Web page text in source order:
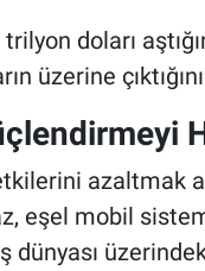
doları
üzerine
azaltmak
eşel mobil
üzerindeki